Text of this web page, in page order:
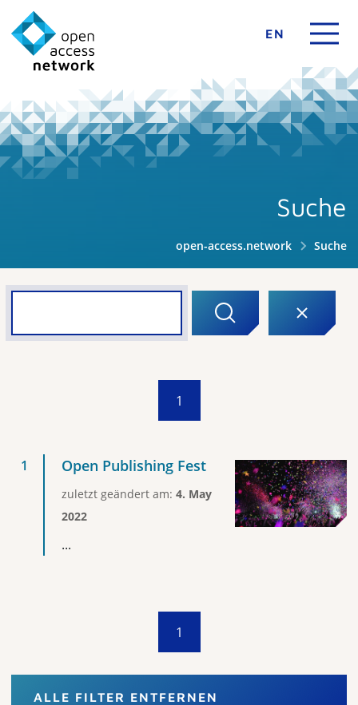
EN
Suche
open-access.network Suche
1
Open Publishing Fest
zuletzt geändert am: 4. May
2022
...
1
ALLE FILTER ENTFERNEN